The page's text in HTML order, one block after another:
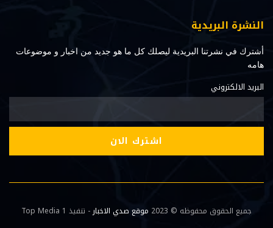
النشرة البريدية
أشترك في نشرتنا البريدية ليصلك كل ما هو جديد من اخبار و موضوعات
هامه
البريد الالكتروني
جميع الحقوق محفوظه © 2023 موقع صدي الاخبار - تنفيذ Top Media 1